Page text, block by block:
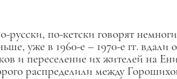
русски, по-кетски говорят
уже в 1960-е – 1970-е гг.
и переселение их жителей на
распределили между